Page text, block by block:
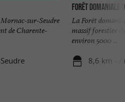
sur-Seudre
de Charente-
Forêt domaniale
La Forêt
massif forestier
environ 5000 ...
8,6 km -